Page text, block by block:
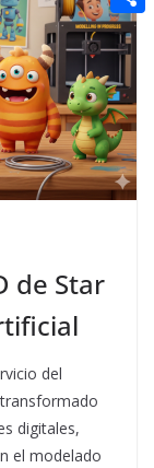
de Star
del
digitales,
el modelado
n
g
e
r
e
e
e
s
t
a
i
l
e
d
d
i
t
C
o
m
p
a
r